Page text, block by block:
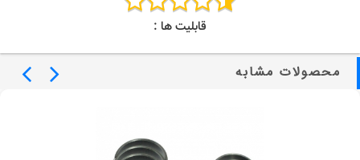
قابلیت ها :
محصولات مشابه